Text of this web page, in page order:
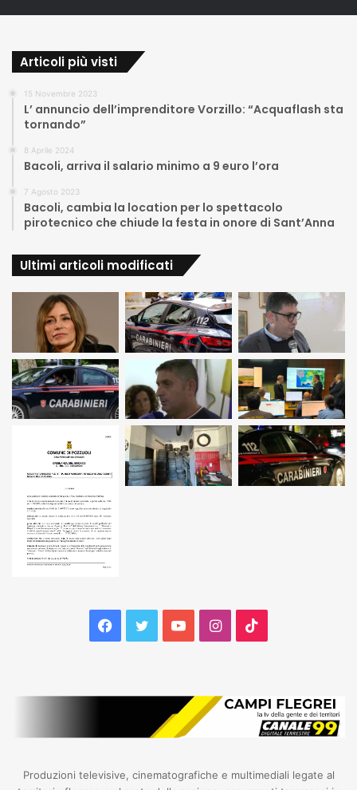
Articoli più visti
15 Novembre 2023
L’ annuncio dell’imprenditore Vorzillo: “Acquaflash sta
tornando”
8 Aprile 2024
Bacoli, arriva il salario minimo a 9 euro l’ora
7 Agosto 2023
Bacoli, cambia la location per lo spettacolo
pirotecnico che chiude la festa in onore di Sant’Anna
Ultimi articoli modificati
Facebook
TwitterYouTubeInstagram
Produzioni televisive, cinematografiche e multimediali legate al